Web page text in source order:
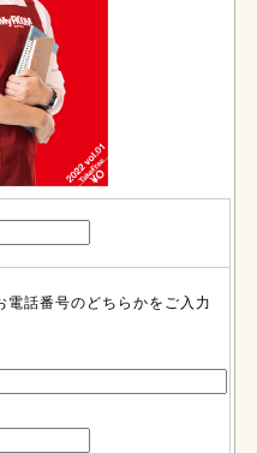
電話番号のどちらかをご入力